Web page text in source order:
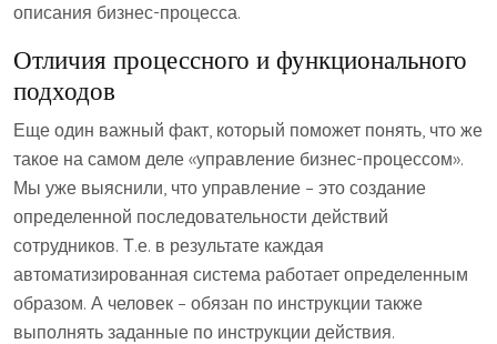
описания бизнес-процесса.
Отличия процессного и функционального
подходов
Еще один важный факт, который поможет понять, что же
такое на самом деле «управление бизнес-процессом».
Мы уже выяснили, что управление – это создание
определенной последовательности действий
сотрудников. Т.е. в результате каждая
автоматизированная система работает определенным
образом. А человек – обязан по инструкции также
выполнять заданные по инструкции действия.